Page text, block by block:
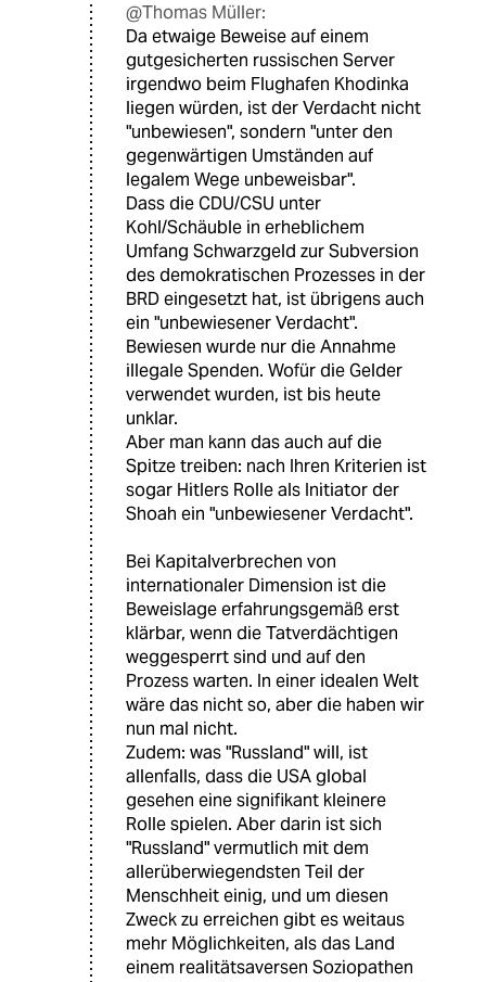
@Thomas Müller:
Da etwaige Beweise auf einem
gutgesicherten russischen Server
irgendwo beim Flughafen Khodinka
liegen würden, ist der Verdacht nicht
"unbewiesen", sondern "unter den
gegenwärtigen Umständen auf
legalem Wege unbeweisbar".
Dass die CDU/CSU unter
Kohl/Schäuble in erheblichem
Umfang Schwarzgeld zur Subversion
des demokratischen Prozesses in der
BRD eingesetzt hat, ist übrigens auch
ein "unbewiesener Verdacht".
Bewiesen wurde nur die Annahme
illegale Spenden. Wofür die Gelder
verwendet wurden, ist bis heute
unklar.
Aber man kann das auch auf die
Spitze treiben: nach Ihren Kriterien ist
sogar Hitlers Rolle als Initiator der
Shoah ein "unbewiesener Verdacht".
Bei Kapitalverbrechen von
internationaler Dimension ist die
Beweislage erfahrungsgemäß erst
klärbar, wenn die Tatverdächtigen
weggesperrt sind und auf den
Prozess warten. In einer idealen Welt
wäre das nicht so, aber die haben wir
nun mal nicht.
Zudem: was "Russland" will, ist
allenfalls, dass die USA global
gesehen eine signifikant kleinere
Rolle spielen. Aber darin ist sich
"Russland" vermutlich mit dem
allerüberwiegendsten Teil der
Menschheit einig, und um diesen
Zweck zu erreichen gibt es weitaus
mehr Möglichkeiten, als das Land
einem realitätsaversen Soziopathen